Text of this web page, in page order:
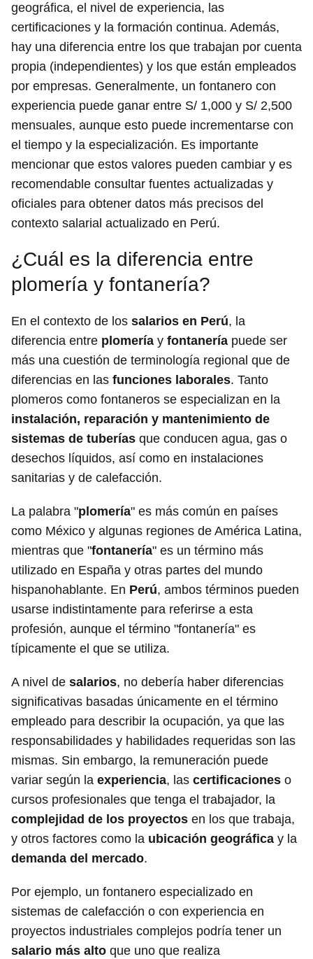
geográfica, el nivel de experiencia, las
certificaciones y la formación continua. Además,
hay una diferencia entre los que trabajan por cuenta
propia (independientes) y los que están empleados
por empresas. Generalmente, un fontanero con
experiencia puede ganar entre S/ 1,000 y S/ 2,500
mensuales, aunque esto puede incrementarse con
el tiempo y la especialización. Es importante
mencionar que estos valores pueden cambiar y es
recomendable consultar fuentes actualizadas y
oficiales para obtener datos más precisos del
contexto salarial actualizado en Perú.
¿Cuál es la diferencia entre
plomería y fontanería?
En el contexto de los salarios en Perú, la
diferencia entre plomería y fontanería puede ser
más una cuestión de terminología regional que de
diferencias en las funciones laborales. Tanto
plomeros como fontaneros se especializan en la
instalación, reparación y mantenimiento de
sistemas de tuberías que conducen agua, gas o
desechos líquidos, así como en instalaciones
sanitarias y de calefacción.
La palabra "plomería" es más común en países
como México y algunas regiones de América Latina,
mientras que "fontanería" es un término más
utilizado en España y otras partes del mundo
hispanohablante. En Perú, ambos términos pueden
usarse indistintamente para referirse a esta
profesión, aunque el término "fontanería" es
típicamente el que se utiliza.
A nivel de salarios, no debería haber diferencias
significativas basadas únicamente en el término
empleado para describir la ocupación, ya que las
responsabilidades y habilidades requeridas son las
mismas. Sin embargo, la remuneración puede
variar según la experiencia, las certificaciones o
cursos profesionales que tenga el trabajador, la
complejidad de los proyectos en los que trabaja,
y otros factores como la ubicación geográfica y la
demanda del mercado.
Por ejemplo, un fontanero especializado en
sistemas de calefacción o con experiencia en
proyectos industriales complejos podría tener un
salario más alto que uno que realiza